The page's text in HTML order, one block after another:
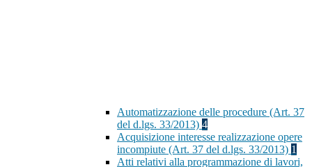
Automatizzazione delle procedure (Art. 37
del d.lgs. 33/2013) 4
Acquisizione interesse realizzazione opere
incompiute (Art. 37 del d.lgs. 33/2013) 1
Atti relativi alla programmazione di lavori,